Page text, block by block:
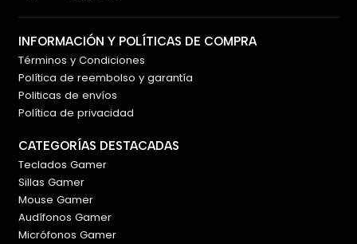
INFORMACIÓN Y POLÍTICAS DE COMPRA
Términos y Condiciones
Política de reembolso y garantía
Politicas de envíos
Política de privacidad
CATEGORÍAS DESTACADAS
Teclados Gamer
Sillas Gamer
Mouse Gamer
Audífonos Gamer
Micrófonos Gamer